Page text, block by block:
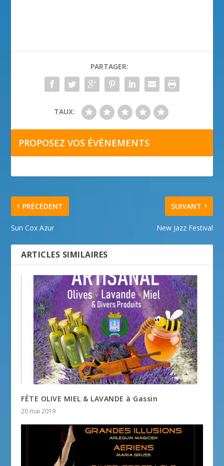
PARTAGER:
TAUX:
PROPOSEZ VOS ÉVÉNEMENTS
PRÉCÉDENT
Sun Cox Azur
SUIVANT
New Jazz Festival
ARTICLES SIMILAIRES
FÊTE OLIVE MIEL & LAVANDE à Gassin
20 mai 2019